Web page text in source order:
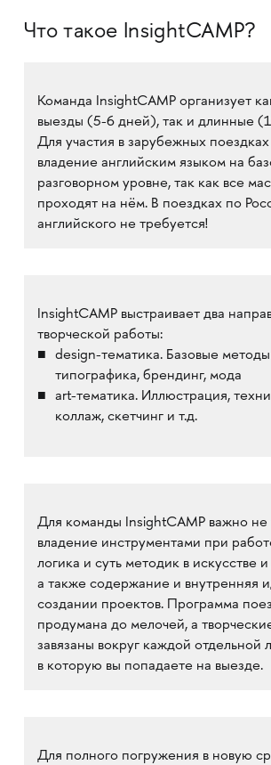
Что такое InsightCAMP?
Команда InsightCAMP организует
выезды (5-6 дней), так и длинные
Для участия в зарубежных
владение английским языком на
разговорном уровне, так как все
проходят на нём. В поездках по
английского не требуется!
InsightCAMP выстраивает два
творческой работы:
design-тематика. Базовые
типографика, брендинг, мода
art-тематика. Иллюстрация,
коллаж, скетчинг и т.д.
Для команды InsightCAMP важно не
владение инструментами при
логика и суть методик в искусстве
а также содержание и внутренняя
создании проектов. Программа
продумана до мелочей, а
завязаны вокруг каждой отдельной
в которую вы попадаете на выезде.
Для полного погружения в новую